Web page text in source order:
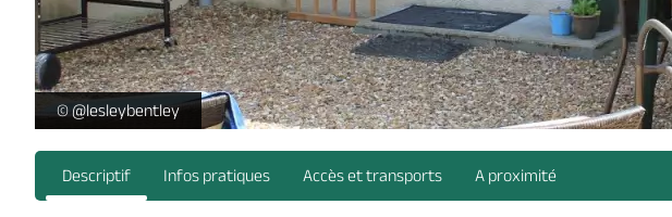
Gîtes La Cernière -
© @lesleybentley
Descriptif Infos pratiques Accès et transports A proximité